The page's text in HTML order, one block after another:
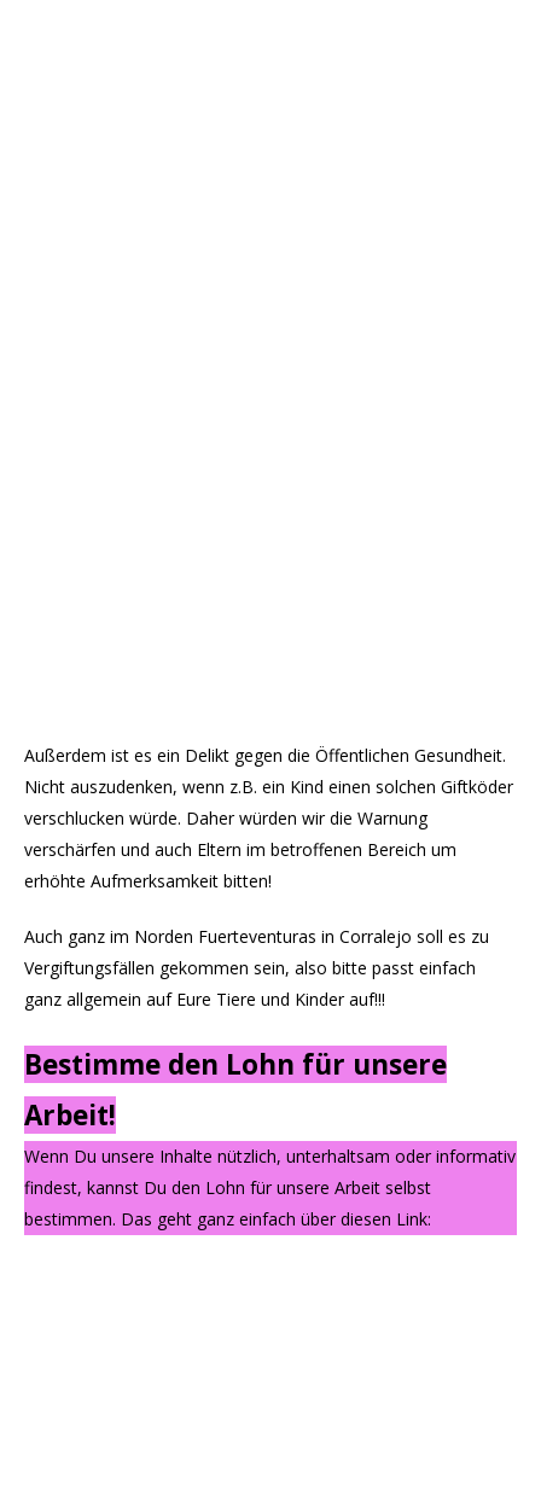
Außerdem ist es ein Delikt gegen die Öffentlichen Gesundheit.
Nicht auszudenken, wenn z.B. ein Kind einen solchen Giftköder
verschlucken würde. Daher würden wir die Warnung
verschärfen und auch Eltern im betroffenen Bereich um
erhöhte Aufmerksamkeit bitten!
Auch ganz im Norden Fuerteventuras in Corralejo soll es zu
Vergiftungsfällen gekommen sein, also bitte passt einfach
ganz allgemein auf Eure Tiere und Kinder auf!!!
Bestimme den Lohn für unsere
Arbeit!
Wenn Du unsere Inhalte nützlich, unterhaltsam oder informativ
findest, kannst Du den Lohn für unsere Arbeit selbst
bestimmen. Das geht ganz einfach über diesen Link: